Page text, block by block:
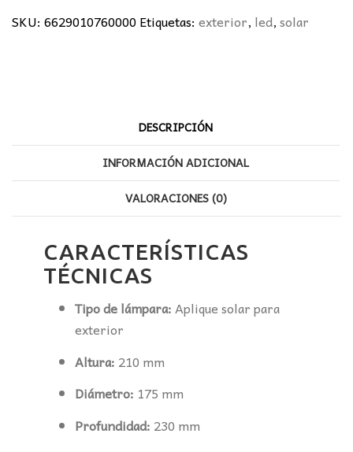
cantidad
SKU: 6629010760000Etiquetas: exterior, led,solar
DESCRIPCIÓN
INFORMACIÓN ADICIONAL
VALORACIONES (0)
CARACTERÍSTICAS
TÉCNICAS
Tipo de lámpara:Aplique solar para
exterior
Altura: 210 mm
Diámetro: 175 mm
Profundidad: 230 mm